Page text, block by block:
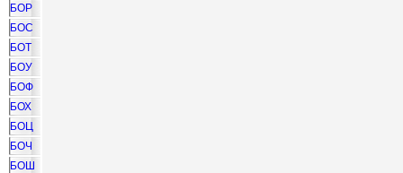
БОР
БОС
БОТ
БОУ
БОФ
БОХ
БОЦ
БОЧ
БОШ